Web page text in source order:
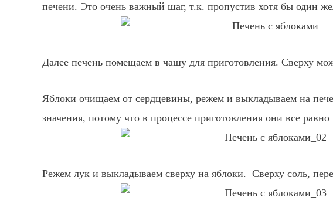
печени. Это очень важный шаг, т.к. пропустив хотя бы один
Далее печень помещаем в чашу для приготовления. Сверху
Яблоки очищаем от сердцевины, режем и выкладываем на
значения, потому что в процессе приготовления они все
Режем лук и выкладываем сверху на яблоки. Сверху соль,